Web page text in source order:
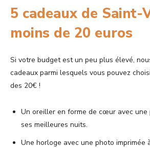
5 cadeaux de Saint-
moins de 20 euros
Si votre budget est un peu plus élevé,
cadeaux parmi lesquels vous pouvez
des 20€ !
Un oreiller en forme de cœur avec une
ses meilleures nuits.
Une horloge avec une photo imprimée